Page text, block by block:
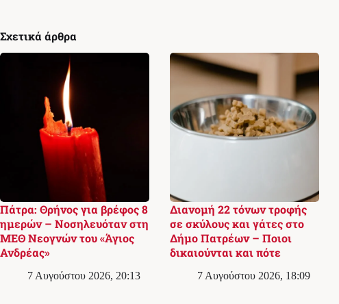
Σχετικά άρθρα
Πάτρα: Θρήνος για βρέφος 8
ημερών – Νοσηλευόταν στη
ΜΕΘ Νεογνών του «Άγιος
Ανδρέας»
7 Αυγούστου 2026, 20:13
Διανομή 22 τόνων τροφής
σε σκύλους και γάτες στο
Δήμο Πατρέων – Ποιοι
δικαιούνται και πότε
7 Αυγούστου 2026, 18:09